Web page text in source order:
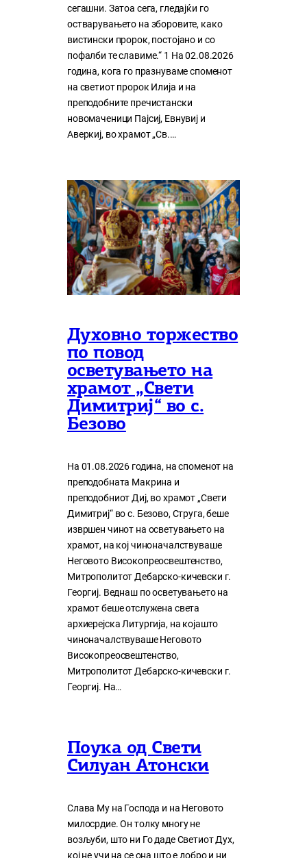
сегашни. Затоа сега, гледајќи го
остварувањето на зборовите, како
вистински пророк, постојано и со
пофалби те славиме.“ 1 На 02.08.2026
година, кога го празнуваме споменот
на светиот пророк Илија и на
преподобните пречистански
новомаченици Пајсиј, Евнувиј и
Аверкиј, во храмот „Св.…
Духовно торжество
по повод
осветувањето на
храмот „Свети
Димитриј“ во с.
Безово
На 01.08.2026 година, на споменот на
преподобната Макрина и
преподобниот Диј, во храмот „Свети
Димитриј“ во с. Безово, Струга, беше
извршен чинот на осветувањето на
храмот, на кој чиноначалствуваше
Неговото Високопреосвештенство,
Митрополитот Дебарско-кичевски г.
Георгиј. Веднаш по осветувањето на
храмот беше отслужена света
архиерејска Литургија, на којашто
чиноначалствуваше Неговото
Високопреосвештенство,
Митрополитот Дебарско-кичевски г.
Георгиј. На…
Поука од Свети
Силуан Атонски
Слава Му на Господа и на Неговото
милосрдие. Он толку многу нe
возљуби, што ни Го даде Светиот Дух,